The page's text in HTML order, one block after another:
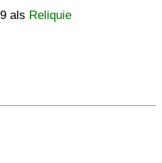
als Reliquie